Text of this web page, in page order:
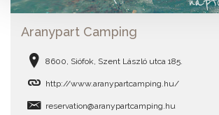
Aranypart Camping
8600, Siófok, Szent László utca 185.
http://www.aranypartcamping.hu/
reservation@aranypartcamping.hu